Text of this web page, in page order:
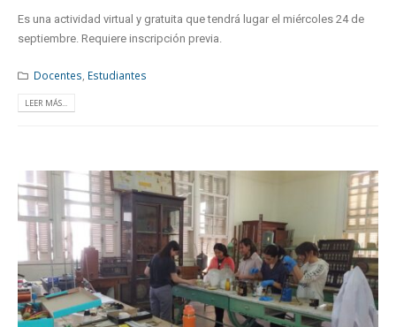
Es una actividad virtual y gratuita que tendrá lugar el miércoles 24 de
septiembre. Requiere inscripción previa.
Docentes Estudiantes
LEER MÁS...